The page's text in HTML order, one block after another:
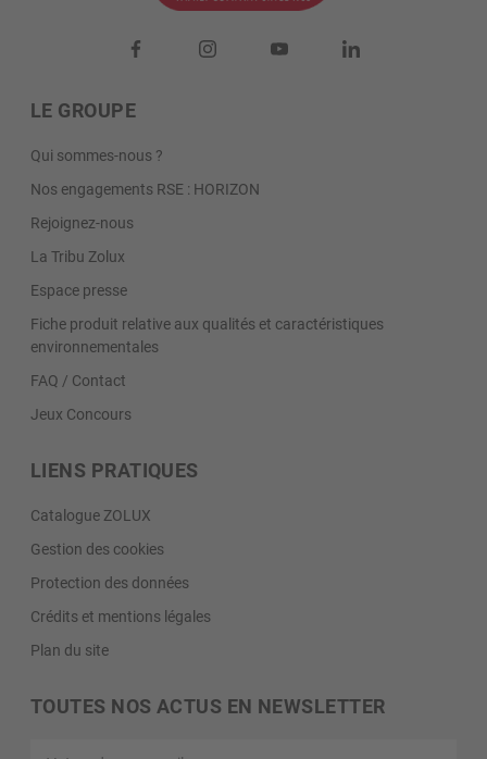
LE GROUPE
Qui sommes-nous ?
Nos engagements RSE : HORIZON
Rejoignez-nous
La Tribu Zolux
Espace presse
Fiche produit relative aux qualités et caractéristiques
environnementales
FAQ / Contact
Jeux Concours
LIENS PRATIQUES
Catalogue ZOLUX
Gestion des cookies
Protection des données
Crédits et mentions légales
Plan du site
TOUTES NOS ACTUS EN NEWSLETTER